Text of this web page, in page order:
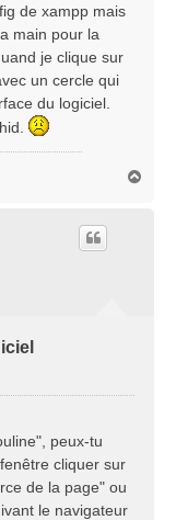
de xampp mais
main pour la
je clique sur
un cercle qui
du logiciel.
peux-tu
cliquer sur
de la page" ou
le navigateur